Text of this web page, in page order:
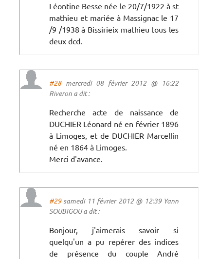
Léontine Besse née le 20/7/1922 à st
mathieu et mariée à Massignac le 17
/9 /1938 à Bissirieix mathieu tous les
deux dcd.
#28mercredi 08 février 2012 @ 16:22
Riveron a dit :
Recherche acte de naissance de
DUCHIER Léonard né en février 1896
à Limoges, et de DUCHIER Marcellin
né en 1864 à Limoges.
Merci d'avance.
#29samedi 11 février 2012 @ 12:39 Yann
SOUBIGOU a dit :
Bonjour, j'aimerais savoir si
quelqu'un a pu repérer des indices
de présence du couple André